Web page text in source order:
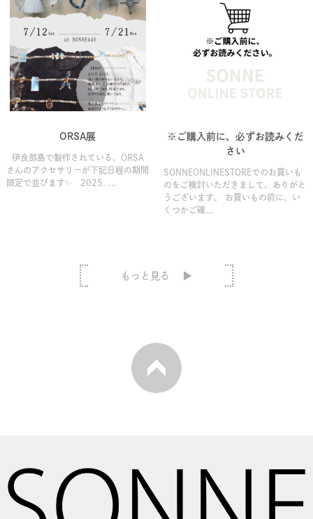
ORSA展
伊良部島で製作されている、ORSA
さんのアクセサリーが下記日程の期間
限定で並びます✨ 2025. ...
※ご購入前に、必ずお読みくだ
さい
SONNEONLINESTOREでのお買いも
のをご検討いただきまして、ありがと
うございます。 お買いもの前に、い
くつかご確...
もっと見る